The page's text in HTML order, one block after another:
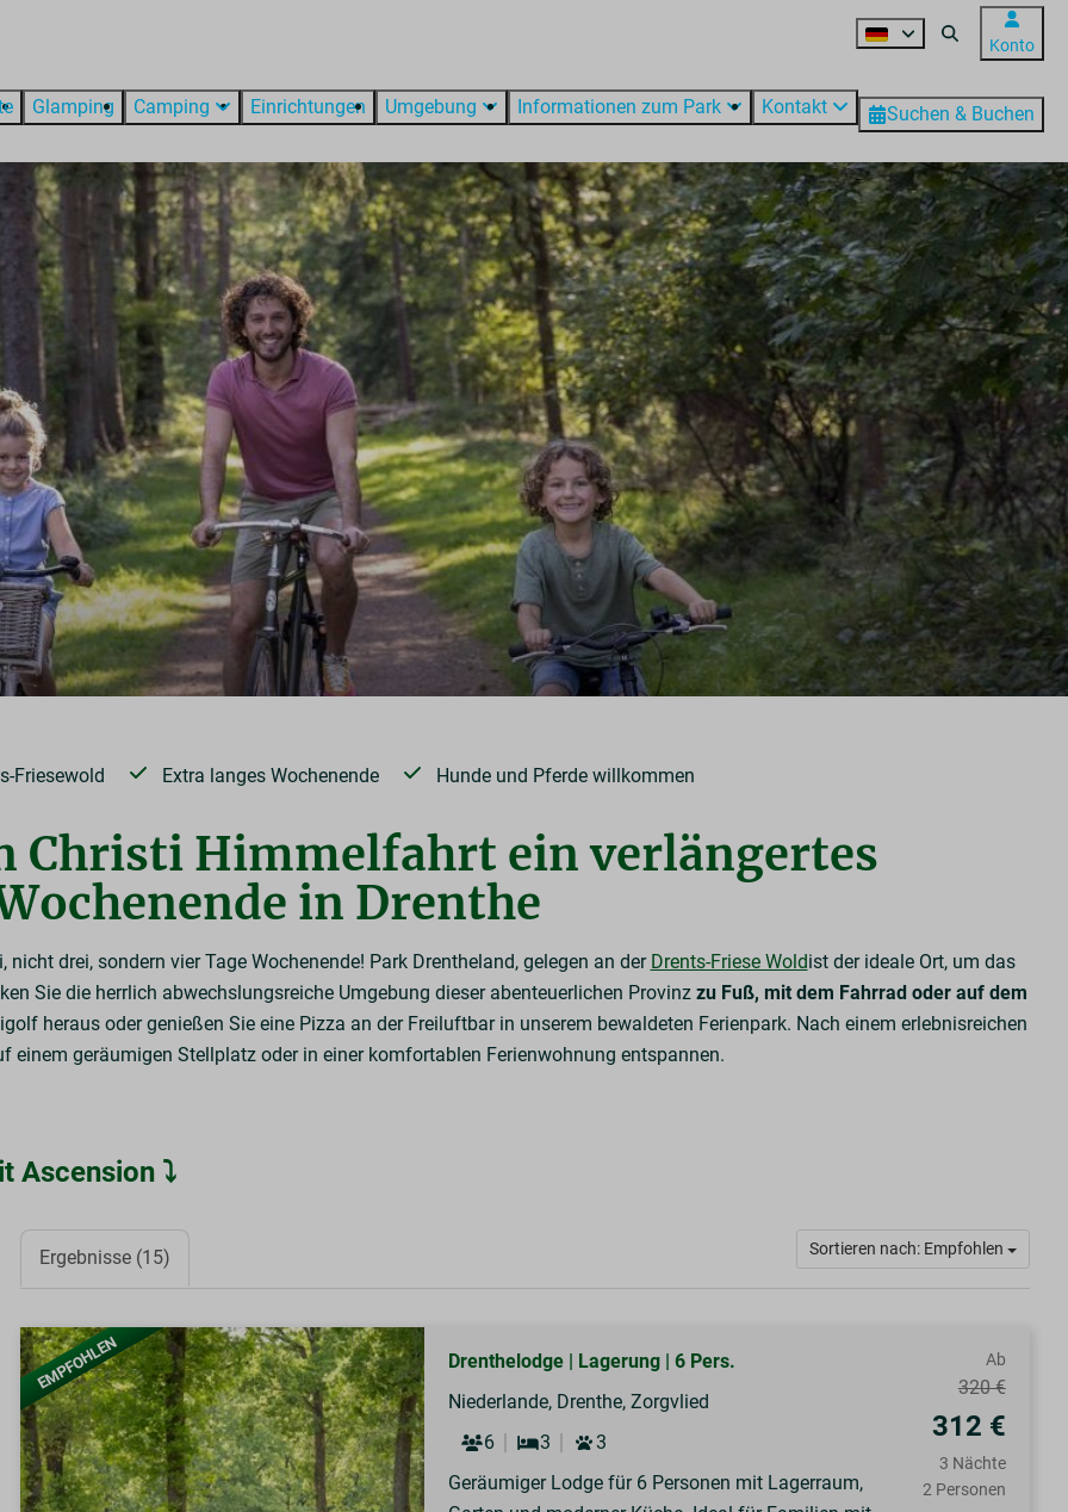
Konto
Glamping Camping Einrichtungen Umgebung Informationen zum Park Kontakt Suchen & Buchen
Friesewold Extra langes Wochenende Hunde und Pferde willkommen
Christi Himmelfahrt ein verlängertes
in Drenthe
drei, sondern vier Tage Wochenende! Park Drentheland, gelegen an der Drents-Friese Woldist der ideale Ort, um das
Sie die herrlich abwechslungsreiche Umgebung dieser abenteuerlichen Provinz zu Fuß, mit dem Fahrrad oder auf dem
heraus oder genießen Sie eine Pizza an der Freiluftbar in unserem bewaldeten Ferienpark. Nach einem erlebnisreichen
einem geräumigen Stellplatz oder in einer komfortablen Ferienwohnung entspannen.
Ascension ⤵
Sortieren nach: Empfohlen
Ergebnisse (15)
EMPFOHLEN Ab
320 €
312 €
3 Nächte
2 Personen
Drenthelodge | Lagerung | 6 Pers.
Niederlande, Drenthe, Zorgvlied
6
3
3
Geräumiger Lodge für 6 Personen mit Lagerraum,